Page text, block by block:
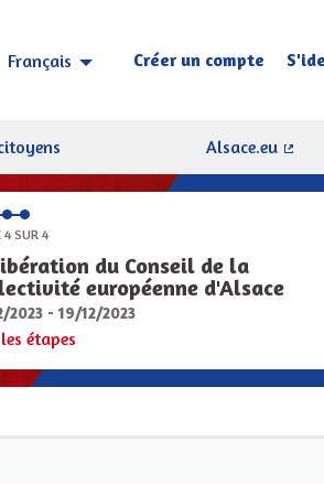
Français Choisir la langue Sprache
Créer un compte
Alsace.eu
4 SUR 4
du Conseil de la
européenne d'Alsace
2023 - 19/12/2023
étapes